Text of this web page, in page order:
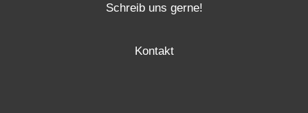
Schreib uns gerne!
Kontakt